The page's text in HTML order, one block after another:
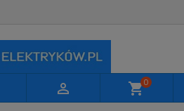
 shopping_cart0
by zapisać produkty na